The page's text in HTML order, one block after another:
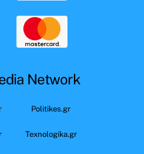
Network
Politikes.gr
Texnologika.gr